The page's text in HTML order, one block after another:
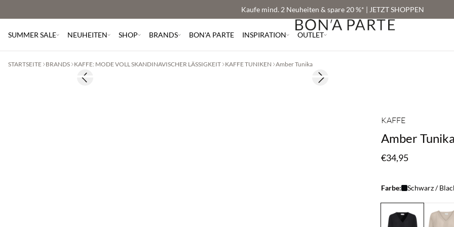
Kaufe mind. 2 Neuheiten & spare 20 %* | JETZT SHOPPEN
SUMMER SALE NEUHEITEN SHOP BRANDS BON'A PARTE INSPIRATION OUTLET
STARTSEITE BRANDS KAFFE: MODE VOLL SKANDINAVISCHER LÄSSIGKEIT KAFFE TUNIKEN Amber Tunika
Previous slide Next slide
KAFFE
Amber Tunika
€34,95
Farbe: Schwarz /